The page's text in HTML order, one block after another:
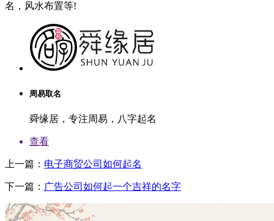
名，风水布置等!
周易取名
舜缘居，专注周易，八字起名
查看
上一篇： 电子商贸公司如何起名
下一篇： 广告公司如何起一个吉祥的名字